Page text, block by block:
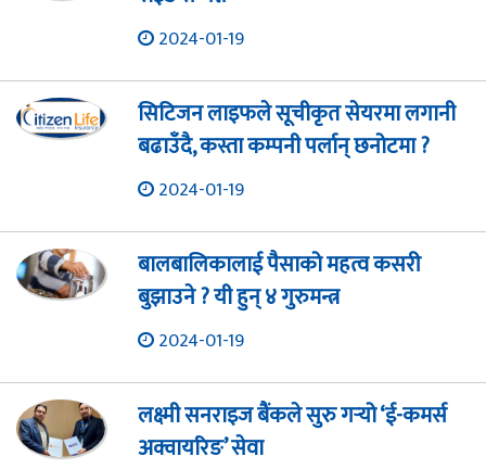
2024-01-19
सिटिजन लाइफले सूचीकृत सेयरमा लगानी
बढाउँदै, कस्ता कम्पनी पर्लान् छनोटमा ?
2024-01-19
बालबालिकालाई पैसाको महत्व कसरी
बुझाउने ? यी हुन् ४ गुरुमन्त्र
2024-01-19
लक्ष्मी सनराइज बैंकले सुरु गर्‍यो ‘ई-कमर्स
अक्वायरिङ’ सेवा